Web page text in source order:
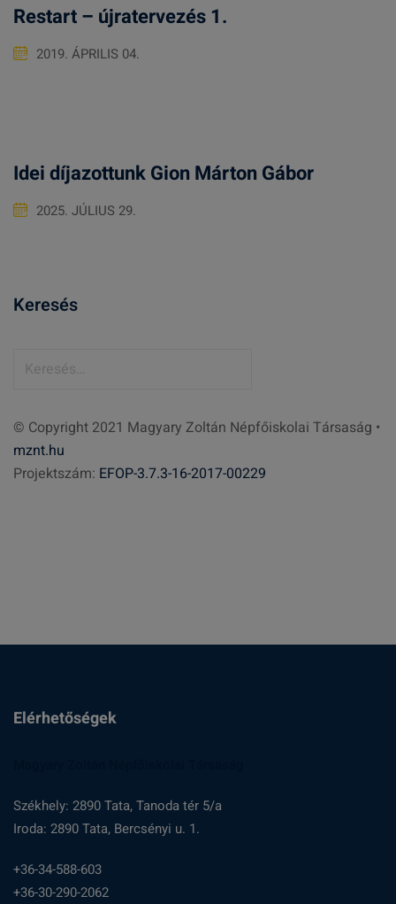
Restart – újratervezés 1.
2019. ÁPRILIS 04.
Idei díjazottunk Gion Márton Gábor
2025. JÚLIUS 29.
Keresés
e
s
é
© Copyright 2021 Magyary Zoltán Népfőiskolai Társaság •
mznt.hu
Projektszám: EFOP-3.7.3-16-2017-00229
Elérhetőségek
Székhely: 2890 Tata, Tanoda tér 5/a
Iroda: 2890 Tata, Bercsényi u. 1.
+36-34-588-603
+36-30-290-2062